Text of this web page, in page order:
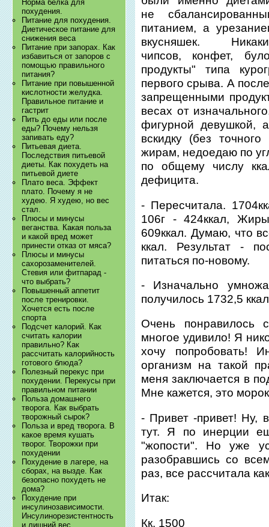
Норма белка для
похудения.
Питание для похудения.
Диетическое питание для
снижения веса
Питание при запорах. Как
избавиться от запоров с
помощью правильного
питания?
Питание при повышенной
кислотности желудка.
Правильное питание и
гастрит
Пить до еды или после
еды? Почему нельзя
запивать еду?
Питьевая диета.
Последствия питьевой
диеты. Как похудеть на
питьевой диете
Плато веса. Эффект
плато. Почему я не
худею. Я худею, но вес
стал.
Плюсы и минусы
веганства. Какая польза
и какой вред может
принести отказ от мяса?
Плюсы и минусы
сахорозаменителей.
Стевия или фитпарад -
что выбрать?
Повышенный аппетит
после тренировки.
Хочется есть после
спорта
Подсчет калорий. Как
считать калории
правильно? Как
рассчитать калорийность
готового блюда?
Полезный перекус при
похудении. Перекусы при
правильном питании
Польза домашнего
творога. Как выбрать
творожный сырок?
Польза и вред творога. В
какое время кушать
творог. Творожки при
похудении
Похудение в лагере, на
сборах, на вызде. Как
безопасно похудеть не
дома?
Похудение при
инсулинозависимости.
Инсулинорезистентность
и лишний вес
не
питанием, а
вкусняшек.
чипсов, конфет,
продукты" типа
первого срыва. А
запрещенными
весах от
фигурной девушкой,
вскидку (без
жирам, недоедаю по
по общему числу
дефицита.
- Пересчитала.
106г - 424ккал,
609ккал. Думаю, что
ккал. Результат -
питаться по-новому.
- Изначально
получилось 1732,5
Очень понравилось
многое удивило! Я
хочу попробовать!
организм на такой
меня заключается в
Мне кажется, это
- Привет -привет! Ну,
тут. Я по инерции
"жопости". Но уже
разобравшись со
раз, все рассчитала
Итак:
Кк. 1500